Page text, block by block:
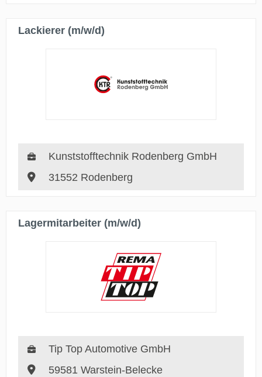
Lackierer (m/w/d)
Kunststofftechnik Rodenberg GmbH
31552 Rodenberg
Lagermitarbeiter (m/w/d)
Tip Top Automotive GmbH
59581 Warstein-Belecke